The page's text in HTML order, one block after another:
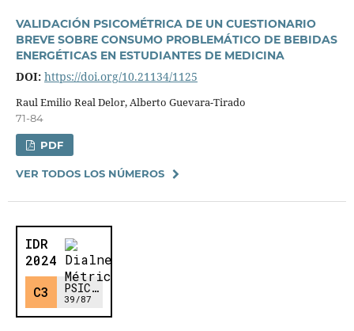
VALIDACIÓN PSICOMÉTRICA DE UN CUESTIONARIO
BREVE SOBRE CONSUMO PROBLEMÁTICO DE BEBIDAS
ENERGÉTICAS EN ESTUDIANTES DE MEDICINA
DOI: https://doi.org/10.21134/1125
Raul Emilio Real Delor, Alberto Guevara-Tirado
71-84
PDF
VER TODOS LOS NÚMEROS